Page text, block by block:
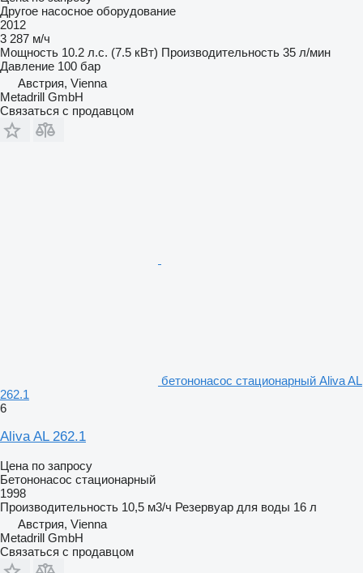
Другое насосное оборудование
2012
3 287 м/ч
Мощность 10.2 л.с. (7.5 кВт) Производительность 35 л/мин
Давление 100 бар
Австрия, Vienna
Metadrill GmbH
Связаться с продавцом
бетононасос стационарный Aliva AL
262.1
6
Aliva AL 262.1
Цена по запросу
Бетононасос стационарный
1998
Производительность 10,5 м3/ч Резервуар для воды 16 л
Австрия, Vienna
Metadrill GmbH
Связаться с продавцом